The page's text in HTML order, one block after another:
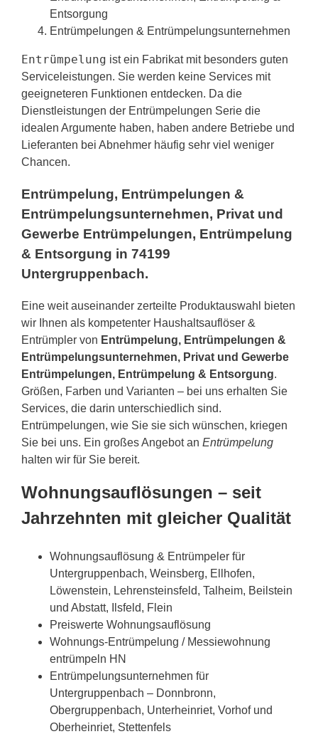
Entsorgung
Entrümpelungen & Entrümpelungsunternehmen
Entrümpelung ist ein Fabrikat mit besonders guten
Serviceleistungen. Sie werden keine Services mit
geeigneteren Funktionen entdecken. Da die
Dienstleistungen der Entrümpelungen Serie die
idealen Argumente haben, haben andere Betriebe und
Lieferanten bei Abnehmer häufig sehr viel weniger
Chancen.
Entrümpelung, Entrümpelungen &
Entrümpelungsunternehmen, Privat und
Gewerbe Entrümpelungen, Entrümpelung
& Entsorgung in 74199
Untergruppenbach.
Eine weit auseinander zerteilte Produktauswahl bieten
wir Ihnen als kompetenter Haushaltsauflöser &
Entrümpler von Entrümpelung, Entrümpelungen &
Entrümpelungsunternehmen, Privat und Gewerbe
Entrümpelungen, Entrümpelung & Entsorgung.
Größen, Farben und Varianten – bei uns erhalten Sie
Services, die darin unterschiedlich sind.
Entrümpelungen, wie Sie sie sich wünschen, kriegen
Sie bei uns. Ein großes Angebot an Entrümpelung
halten wir für Sie bereit.
Wohnungsauflösungen – seit
Jahrzehnten mit gleicher Qualität
Wohnungsauflösung & Entrümpeler für
Untergruppenbach, Weinsberg, Ellhofen,
Löwenstein, Lehrensteinsfeld, Talheim, Beilstein
und Abstatt, Ilsfeld, Flein
Preiswerte Wohnungsauflösung
Wohnungs-Entrümpelung / Messiewohnung
entrümpeln HN
Entrümpelungsunternehmen für
Untergruppenbach – Donnbronn,
Obergruppenbach, Unterheinriet, Vorhof und
Oberheinriet, Stettenfels